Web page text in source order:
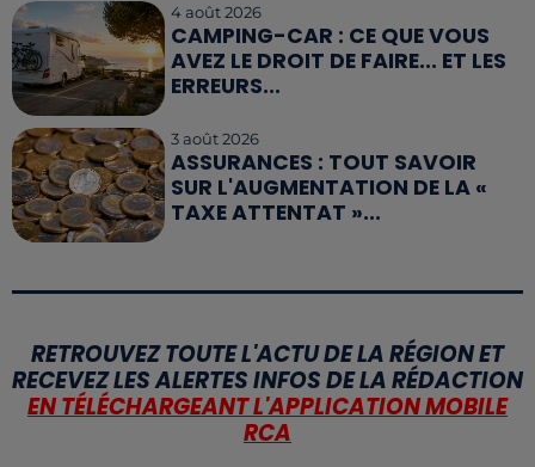
4 août 2026
CAMPING-CAR : CE QUE VOUS
AVEZ LE DROIT DE FAIRE... ET LES
ERREURS...
3 août 2026
ASSURANCES : TOUT SAVOIR
SUR L'AUGMENTATION DE LA «
TAXE ATTENTAT »...
RETROUVEZ TOUTE L'ACTU DE LA RÉGION ET
RECEVEZ LES ALERTES INFOS DE LA RÉDACTION
EN TÉLÉCHARGEANT L'APPLICATION MOBILE
RCA